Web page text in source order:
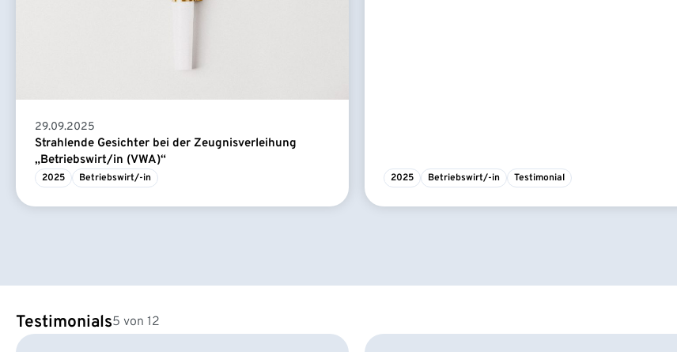
29.09.2025
Strahlende Gesichter bei der Zeugnisverleihung
„Betriebswirt/in (VWA)“
2025 Betriebswirt/-in 2025 Betriebswirt/-in Testimonial
Testimonials5 von 12